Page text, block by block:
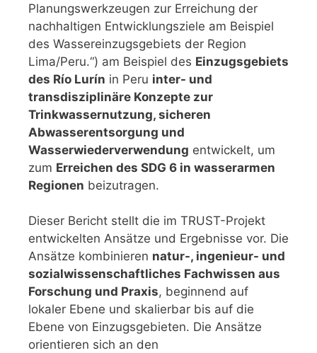
Planungswerkzeugen zur Erreichung der
nachhaltigen Entwicklungsziele am Beispiel
des Wassereinzugsgebiets der Region
Lima/Peru.“) am Beispiel des Einzugsgebiets
des Río Lurín in Peru inter- und
transdisziplinäre Konzepte zur
Trinkwassernutzung, sicheren
Abwasserentsorgung und
Wasserwiederverwendung entwickelt, um
zum Erreichen des SDG 6 in wasserarmen
Regionen beizutragen.
Dieser Bericht stellt die im TRUST-Projekt
entwickelten Ansätze und Ergebnisse vor. Die
Ansätze kombinieren natur-, ingenieur- und
sozialwissenschaftliches Fachwissen aus
Forschung und Praxis, beginnend auf
lokaler Ebene und skalierbar bis auf die
Ebene von Einzugsgebieten. Die Ansätze
orientieren sich an den